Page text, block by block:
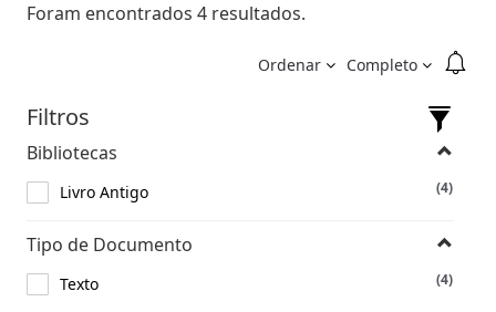
Foram encontrados 4 resultados.
Ordenar Completo
Filtros
Bibliotecas
(4)
Livro Antigo
Tipo de Documento
(4)
Texto